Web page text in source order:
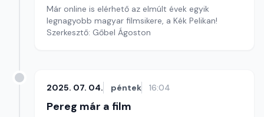
Már online is elérhető az elmúlt évek egyik
legnagyobb magyar filmsikere, a Kék Pelikan!
Szerkesztő: Gőbel Ágoston
2025. 07. 04. péntek 16:04
Pereg már a film